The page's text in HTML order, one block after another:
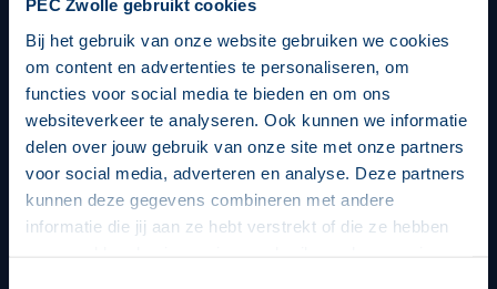
PEC Zwolle gebruikt cookies
Bij het gebruik van onze website gebruiken we cookies
om content en advertenties te personaliseren, om
functies voor social media te bieden en om ons
websiteverkeer te analyseren. Ook kunnen we informatie
delen over jouw gebruik van onze site met onze partners
voor social media, adverteren en analyse. Deze partners
kunnen deze gegevens combineren met andere
informatie die jij aan ze hebt verstrekt of die ze hebben